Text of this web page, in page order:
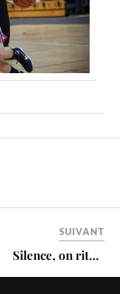
SUIVANT
Silence, on rit…